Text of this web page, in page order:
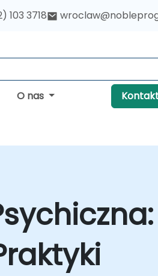
103 3718
O nas